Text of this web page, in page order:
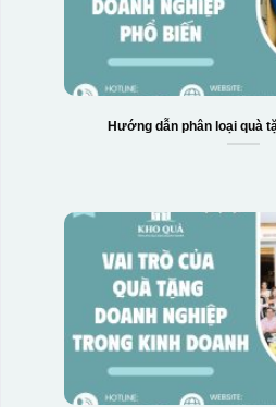
Hướng dẫn phân loại quà